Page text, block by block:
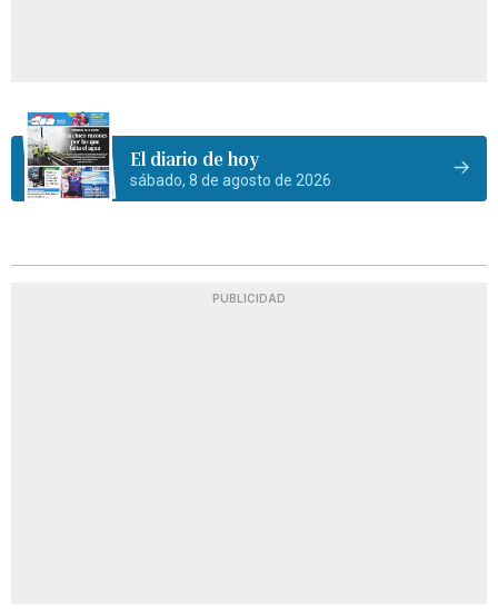
El diario de hoy
sábado, 8 de agosto de 2026
PUBLICIDAD